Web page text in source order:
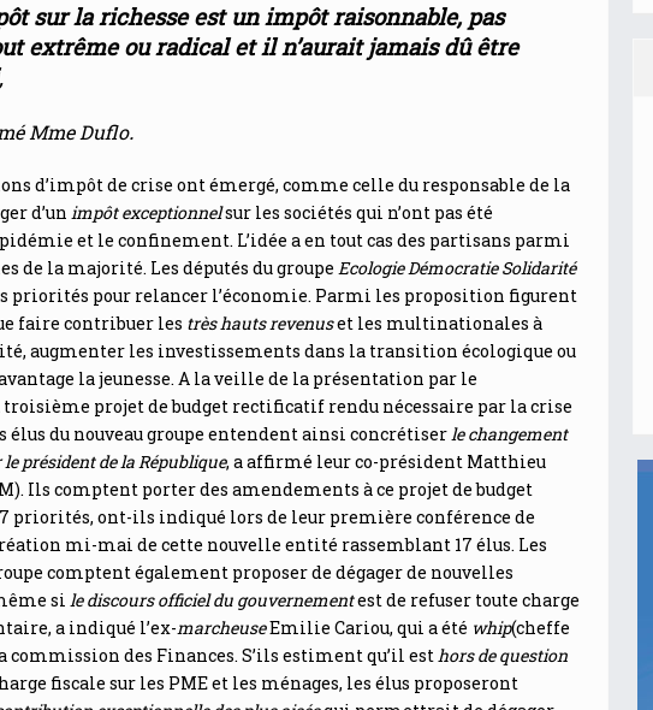
sur la richesse est un impôt raisonnable, pas
extrême ou radical et il n’aurait jamais dû être
,
Mme Duflo.
d’impôt de crise ont émergé, comme celle du responsable de la
d’un impôt exceptionnelsur les sociétés qui n’ont pas été
et le confinement. L’idée a en tout cas des partisans parmi
de la majorité. Les députés du groupe Ecologie Démocratie Solidarité
priorités pour relancer l’économie. Parmi les proposition figurent
faire contribuer les très hauts revenuset les multinationales à
augmenter les investissements dans la transition écologique ou
la jeunesse. A la veille de la présentation par le
projet de budget rectificatif rendu nécessaire par la crise
élus du nouveau groupe entendent ainsi concrétiserle changement
président de la République, a affirmé leur co-président Matthieu
Ils comptent porter des amendements à ce projet de budget
priorités, ont-ils indiqué lors de leur première conférence de
mi-mai de cette nouvelle entité rassemblant 17 élus. Les
comptent également proposer de dégager de nouvelles
si le discours officiel du gouvernementest de refuser toute charge
a indiqué l’ex-marcheuseEmilie Cariou, qui a été whip(cheffe
commission des Finances. S’ils estiment qu’il esthors de question
fiscale sur les PME et les ménages, les élus proposeront